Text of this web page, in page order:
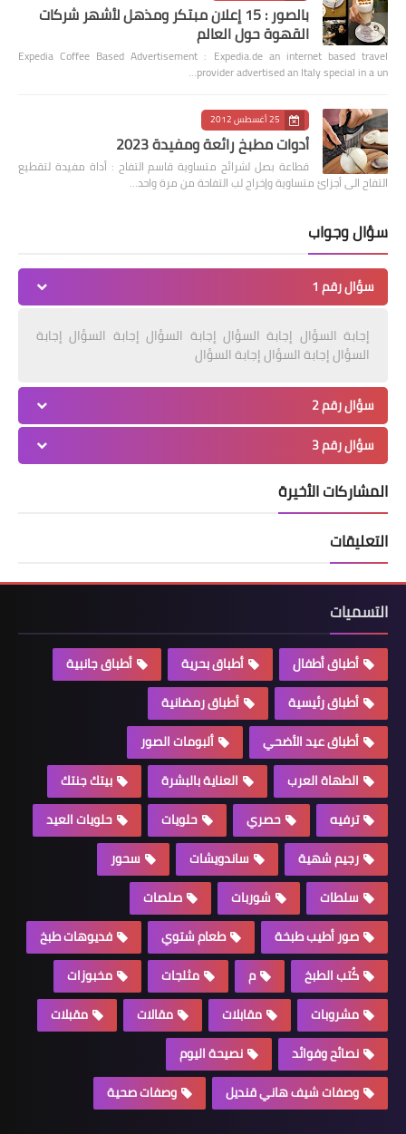
بالصور : 15 إعلان مبتكر ومذهل لأشهر شركات
القهوة حول العالم
Expedia Coffee Based Advertisement : Expedia.de an internet based travel
provider advertised an Italy special in a un…
25 أغسطس 2012
أدوات مطبخ رائعة ومفيدة 2023
قطاعة بصل لشرائح متساوية قاسم التفاح : أداة مفيدة لتقطيع
التفاح الى أجزائ متساوية وإخراج لب التفاحة من مرة واحد…
سؤال وجواب
سؤال رقم 1
إجابة السؤال إجابة السؤال إجابة السؤال إجابة السؤال إجابة
السؤال إجابة السؤال إجابة السؤال
سؤال رقم 2
سؤال رقم 3
المشاركات الأخيرة
التعليقات
التسميات
أطباق أطفال أطباق بحرية
أطباق جانبية
أطباق رئيسية
أطباق رمضانية
أطباق عيد الأضحي
ألبومات الصور
الطهاة العرب
العناية بالبشرة
بيتك جنتك
ترفيه
حصري حلويات
حلويات العيد
رجيم شهية
ساندويشات
سحور
سلطات
شوربات
صلصات
صور أطيب طبخة
طعام شتوي
فديوهات طبخ
كُتب الطبخ
م مثلجات
مخبوزات
مشروبات
مقابلات مقالات
مقبلات
نصائح وفوائد
نصيحة اليوم
وصفات شيف هاني قنديل
وصفات صحية